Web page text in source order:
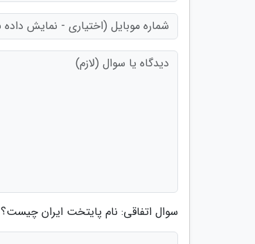
سوال اتفاقی: نام پایتخت ایران چیست؟